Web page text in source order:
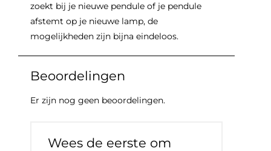
zoekt bij je nieuwe pendule of je pendule
afstemt op je nieuwe lamp, de
mogelijkheden zijn bijna eindeloos.
Beoordelingen
Er zijn nog geen beoordelingen.
Wees de eerste om